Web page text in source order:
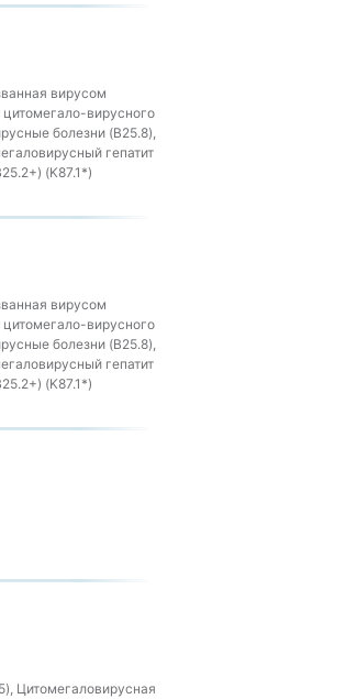
вирусом
вирусного
болезни (B25.8),
гепатит
(K87.1*)
вирусом
вирусного
болезни (B25.8),
гепатит
(K87.1*)
Цитомегаловирусная